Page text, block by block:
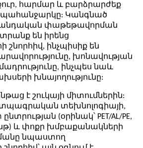
հարմար և բարձրարժեք
Կանգնած
փաթեթավորման
են իրենց
շնորհիվ, ինչպիսիք են
խոնավության
ինչպես նաև
խնայողությունը:
է շուկայի միտումներին:
տեխնոլոգիայի,
(օրինակ՝ PET/AL/PE,
և փոքր խմբաքանակների
նպաստող